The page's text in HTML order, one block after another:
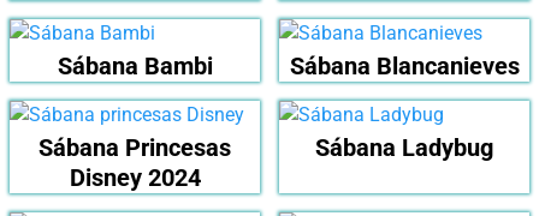
Sábana Bambi Sábana Blancanieves
Sábana Princesas
Disney 2024
Sábana Ladybug